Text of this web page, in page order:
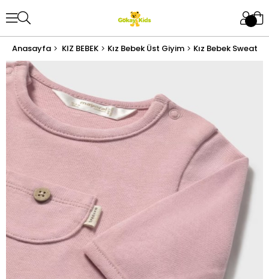
Anasayfa KIZ BEBEK Kız Bebek Üst Giyim Kız Bebek